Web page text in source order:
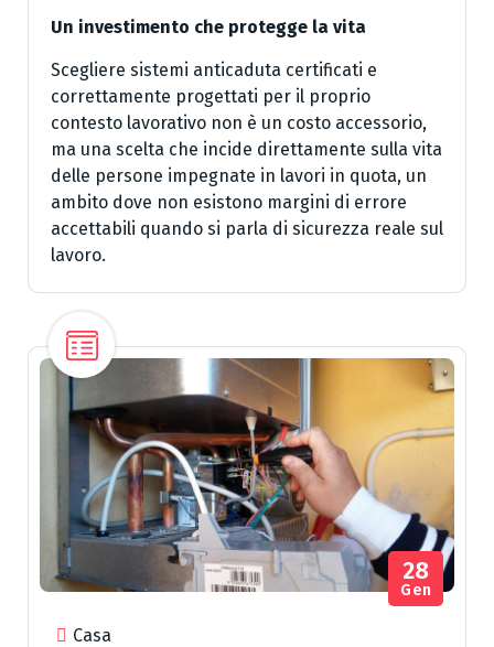
Un investimento che protegge la vita
Scegliere sistemi anticaduta certificati e
correttamente progettati per il proprio
contesto lavorativo non è un costo accessorio,
ma una scelta che incide direttamente sulla vita
delle persone impegnate in lavori in quota, un
ambito dove non esistono margini di errore
accettabili quando si parla di sicurezza reale sul
lavoro.
Casa
28
Gen